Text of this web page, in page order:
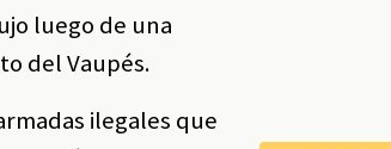
luego de una
del Vaupés.
ilegales que